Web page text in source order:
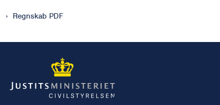
Regnskab PDF